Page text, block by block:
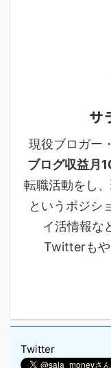
サ
現役ブロガー
ブログ収益月
転職活動をし
というポジシ
イ活情報な
Twitterも
Twitter